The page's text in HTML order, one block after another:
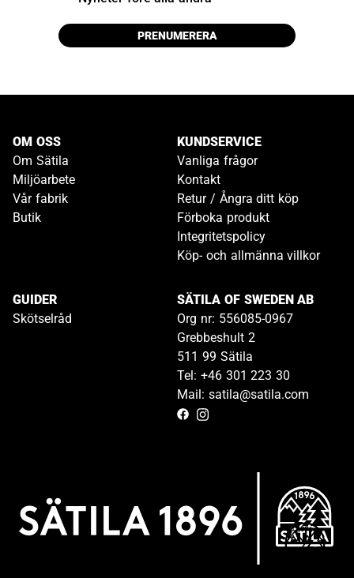
PRENUMERERA
OM OSS
Om Sätila
Miljöarbete
Vår fabrik
Butik
KUNDSERVICE
Vanliga frågor
Kontakt
Retur / Ångra ditt köp
Förboka produkt
Integritetspolicy
Köp- och allmänna villkor
GUIDER
Skötselråd
SÄTILA OF SWEDEN AB
Org nr: 556085-0967
Grebbeshult 2
511 99 Sätila
Tel: +46 301 223 30
Mail: satila@satila.com